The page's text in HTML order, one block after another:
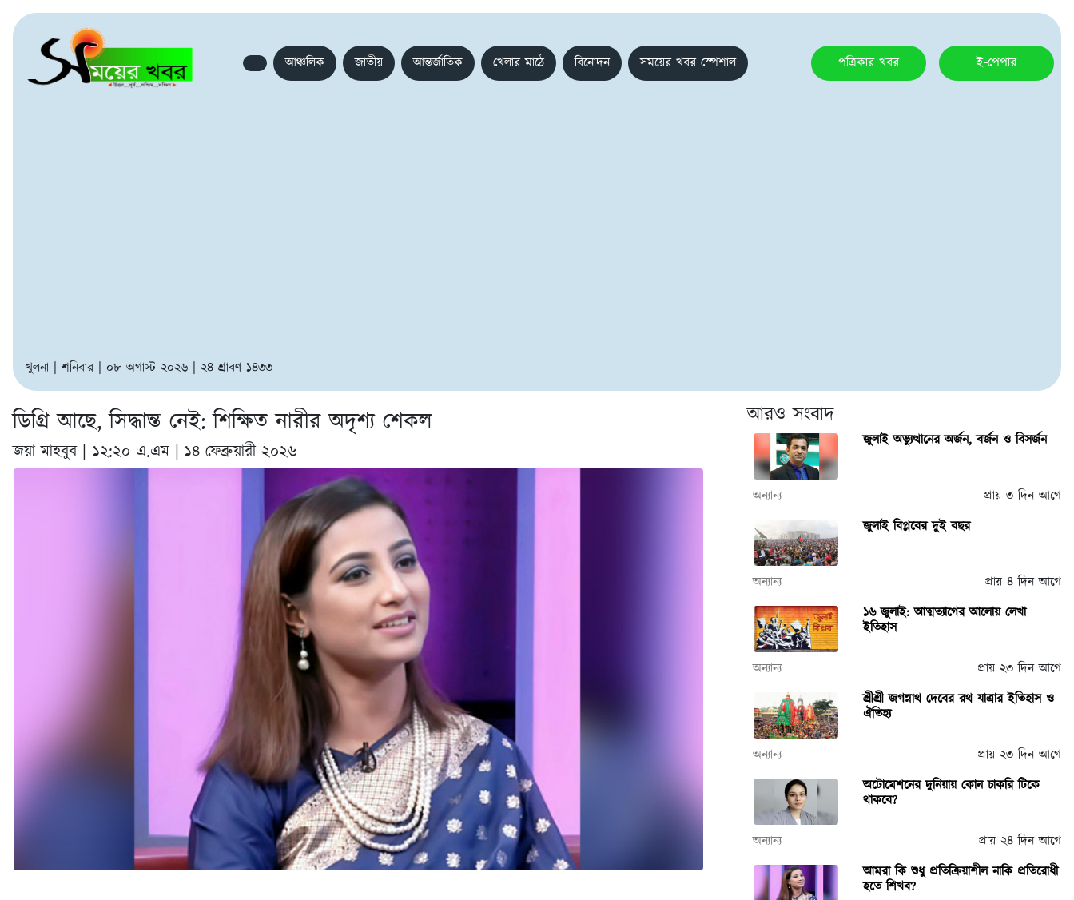
আঞ্চলিক জাতীয় আন্তর্জাতিক খেলার মাঠে বিনোদন সময়ের খবর স্পেশাল পত্রিকার খবর ই-পেপার
খুলনা | শনিবার | ০৮ অগাস্ট ২০২৬ | ২৪ শ্রাবণ ১৪৩৩
ডিগ্রি আছে, সিদ্ধান্ত নেই: শিক্ষিত নারীর অদৃশ্য শেকল
জয়া মাহবুব | ১২:২০ এ.এম | ১৪ ফেব্রুয়ারী ২০২৬
আরও সংবাদ
জুলাই অভ্যুত্থানের অর্জন, বর্জন ও বিসর্জন
অন্যান্য
প্রায় ৩ দিন আগে
জুলাই বিপ্লবের দুই বছর
অন্যান্য
প্রায় ৪ দিন আগে
১৬ জুলাই: আত্মত্যাগের আলোয় লেখা
ইতিহাস
অন্যান্য
প্রায় ২৩ দিন আগে
শ্রীশ্রী জগন্নাথ দেবের রথ যাত্রার ইতিহাস ও
ঐতিহ্য
অন্যান্য
প্রায় ২৩ দিন আগে
অটোমেশনের দুনিয়ায় কোন চাকরি টিকে
থাকবে?
অন্যান্য
প্রায় ২৪ দিন আগে
আমরা কি শুধু প্রতিক্রিয়াশীল নাকি প্রতিরোধী
হতে শিখব?